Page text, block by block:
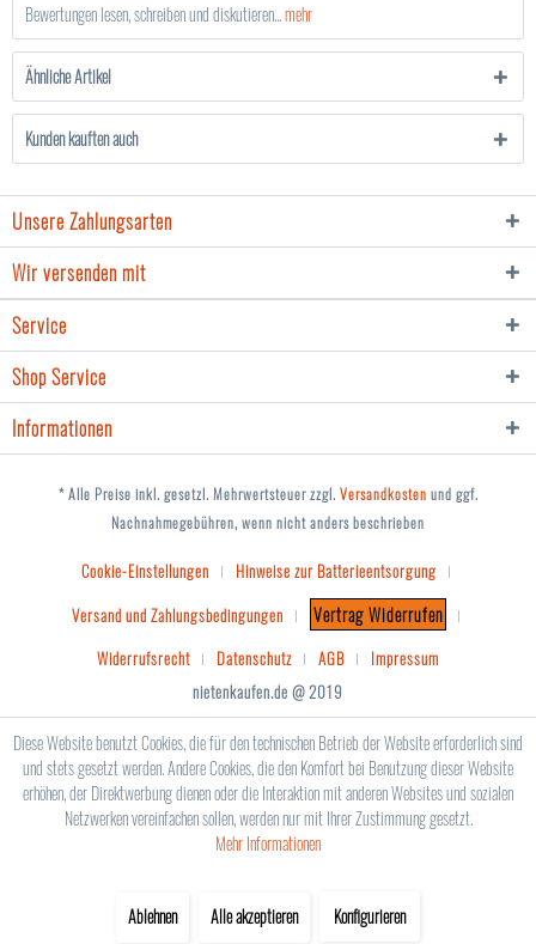
Bewertungen lesen, schreiben und diskutieren...mehr
Ähnliche Artikel
Kunden kauften auch
Unsere Zahlungsarten
Wir versenden mit
Service
Shop Service
Informationen
* Alle Preise inkl. gesetzl. Mehrwertsteuer zzgl. Versandkosten und ggf.
Nachnahmegebühren, wenn nicht anders beschrieben
Cookie-Einstellungen
Hinweise zur Batterieentsorgung
Versand und Zahlungsbedingungen
Vertrag Widerrufen
Widerrufsrecht Datenschutz AGB
Impressum
nietenkaufen.de @ 2019
Diese Website benutzt Cookies, die für den technischen Betrieb der Website erforderlich sind
und stets gesetzt werden. Andere Cookies, die den Komfort bei Benutzung dieser Website
erhöhen, der Direktwerbung dienen oder die Interaktion mit anderen Websites und sozialen
Netzwerken vereinfachen sollen, werden nur mit Ihrer Zustimmung gesetzt.
Mehr Informationen
Ablehnen Alle akzeptieren Konfigurieren